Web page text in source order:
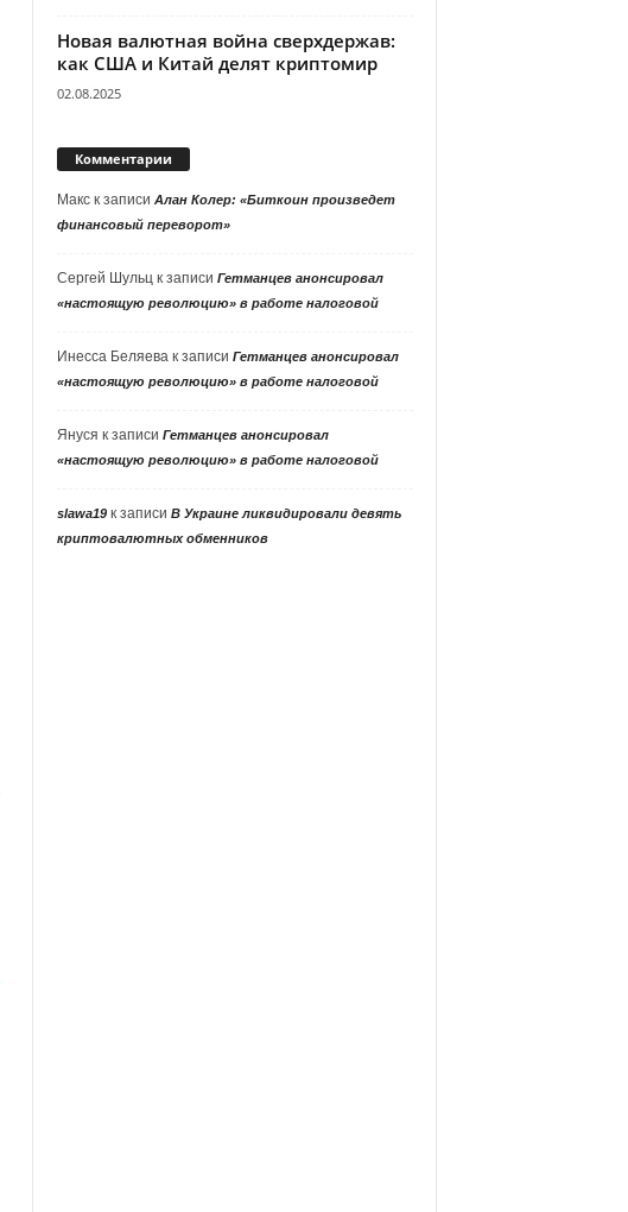
Новая валютная война сверхдержав:
как США и Китай делят криптомир
02.08.2025
Комментарии
Макск записи Алан Колер: «Биткоин произведет
финансовый переворот»
Сергей Шульцк записи Гетманцев анонсировал
«настоящую революцию» в работе налоговой
Инесса Беляевак записи Гетманцев анонсировал
«настоящую революцию» в работе налоговой
Януся к записи Гетманцев анонсировал
«настоящую революцию» в работе налоговой
slawa19к записи В Украине ликвидировали девять
криптовалютных обменников